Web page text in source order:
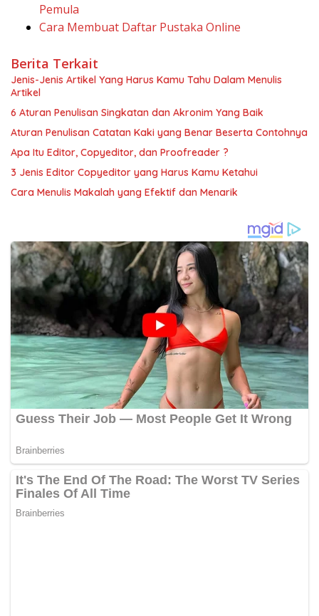
Pemula
Cara Membuat Daftar Pustaka Online
Berita Terkait
Jenis-Jenis Artikel Yang Harus Kamu Tahu Dalam Menulis
Artikel
6 Aturan Penulisan Singkatan dan Akronim Yang Baik
Aturan Penulisan Catatan Kaki yang Benar Beserta Contohnya
Apa Itu Editor, Copyeditor, dan Proofreader ?
3 Jenis Editor Copyeditor yang Harus Kamu Ketahui
Cara Menulis Makalah yang Efektif dan Menarik